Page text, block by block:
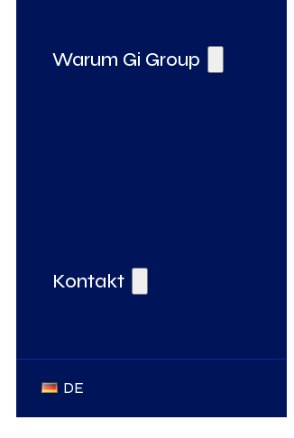
Warum Gi Group
Kontakt
DE